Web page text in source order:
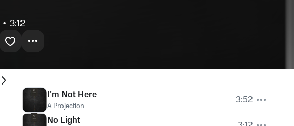
3:12
I'm Not Here
A Projection
3:52
No Light